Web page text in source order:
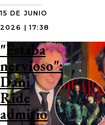
15 DE JUNIO
2026 | 17:38
"Estaba
nervioso":
Dani
Ride
admitió